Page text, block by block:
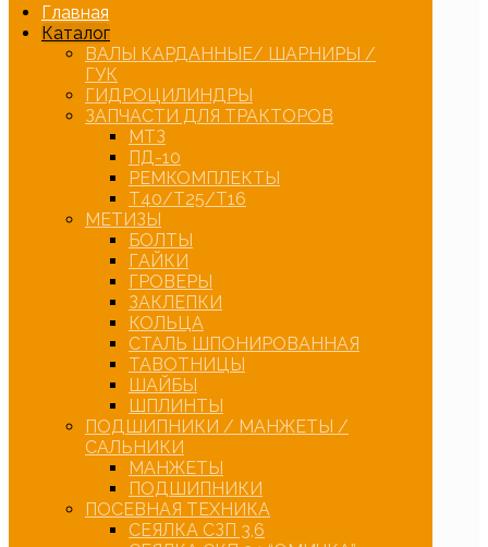
Главная
Каталог
ВАЛЫ КАРДАННЫЕ/ ШАРНИРЫ /
ГУК
ГИДРОЦИЛИНДРЫ
ЗАПЧАСТИ ДЛЯ ТРАКТОРОВ
МТЗ
ПД-10
РЕМКОМПЛЕКТЫ
Т40/Т25/Т16
МЕТИЗЫ
БОЛТЫ
ГАЙКИ
ГРОВЕРЫ
ЗАКЛЕПКИ
КОЛЬЦА
СТАЛЬ ШПОНИРОВАННАЯ
ТАВОТНИЦЫ
ШАЙБЫ
ШПЛИНТЫ
ПОДШИПНИКИ / МАНЖЕТЫ /
САЛЬНИКИ
МАНЖЕТЫ
ПОДШИПНИКИ
ПОСЕВНАЯ ТЕХНИКА
СЕЯЛКА СЗП 3,6